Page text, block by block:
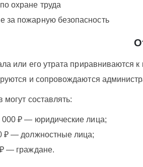
охране труда
за пожарную безопасность
или его утрата
и сопровождаются
составлять:
000 ₽ — юридические лица;
₽ — должностные лица;
— граждане.